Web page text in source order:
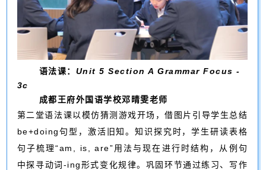
语法课： Unit 5 Section A Grammar Focus -
3c
成都王府外国语学校邓晴雯老师
第二堂语法课以模仿猜测游戏开场，借图片引导学生总结
be+doing句型，激活旧知。知识探究时，学生研读表格
句子梳理“am, is, are”用法与现在进行时结构，从例句
中探寻动词-ing形式变化规律。巩固环节通过练习、写作